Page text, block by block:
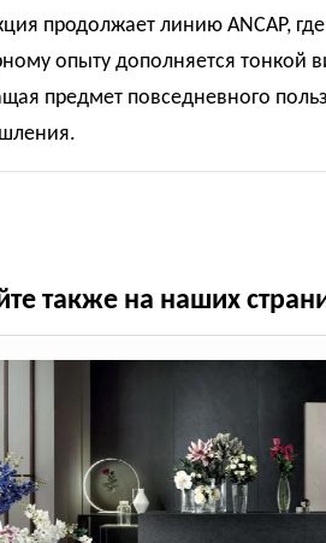
продолжает линию ANCAP,
опыту дополняется тонкой
предмет повседневного
также на наших